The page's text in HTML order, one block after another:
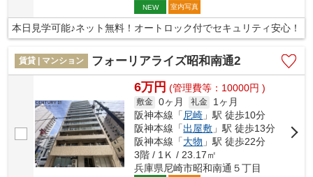
NEW 室内写真
本日見学可能♪ネット無料！オートロック付でセキュリティ安心！
賃貸 | マンション フォーリアライズ昭和南通2
6万円 (管理費等：10000円 )
敷金 0ヶ月 礼金
1ヶ月
阪神本線「 尼崎 」駅 徒歩10分
阪神本線「出屋敷 」駅 徒歩13分
阪神本線「大物 」駅 徒歩22分
3階 / 1Ｋ / 23.17㎡
兵庫県尼崎市昭和南通５丁目